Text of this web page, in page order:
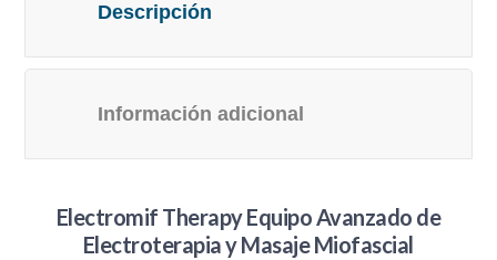
Descripción
Información adicional
Electromif Therapy Equipo Avanzado de
Electroterapia y Masaje Miofascial